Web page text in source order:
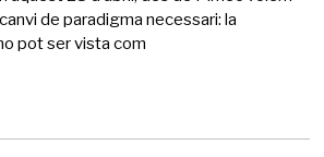
de paradigma necessari: la
pot ser vista com